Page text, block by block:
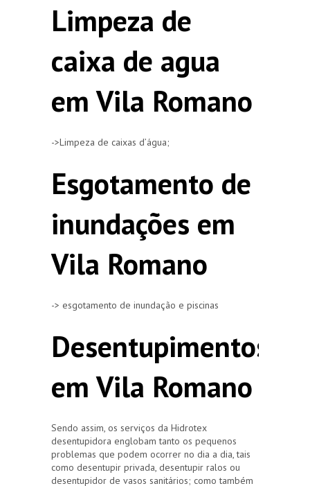
Limpeza de
caixa de agua
em Vila Romano
->Limpeza de caixas d’água;
Esgotamento de
inundações em
Vila Romano
-> esgotamento de inundação e piscinas
Desentupimentos
em Vila Romano
Sendo assim, os serviços da Hidrotex
desentupidora englobam tanto os pequenos
problemas que podem ocorrer no dia a dia, tais
como desentupir privada, desentupir ralos ou
desentupidor de vasos sanitários; como também